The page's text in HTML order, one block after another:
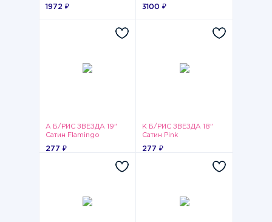
1972 ₽ 3100 ₽
А Б/РИС ЗВЕЗДА 19"
Сатин Flamingo
277 ₽
К Б/РИС ЗВЕЗДА 18"
Сатин Pink
277 ₽